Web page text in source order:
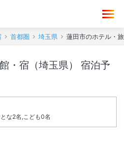
首都圏 埼玉県 蓮田市のホテル・
・宿（埼玉県） 宿泊予
な2名,こども0名